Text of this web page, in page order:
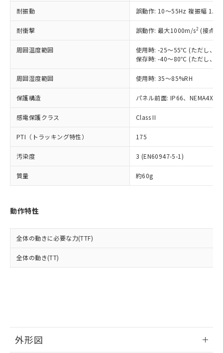
耐振動 誤動作: 10～55Hz 複振幅
耐衝撃 誤動作: 最大1000m/s2 (接点
周囲温度範囲
使用時: -25～55℃ (ただし、氷
保存時: -40～80℃ (ただし、氷
周囲湿度範囲 使用時: 35～85%RH
保護構造 パネル前面: IP66、NEMA4X,
感電保護クラス Class II
PTI（トラッキング特性） 175
汚染度 3 (EN60947-5-1)
質量 約60g
動作特性
全体の動きに必要な力(TTF)
全体の動き(TT)
外形図
記載している更新日時点での社内デー
タに基づき作成されるものであり、閲
覧された時点での実際の在庫および標
準価格とは異なる場合があることをご
正式な納期状況および標準価格はお客
様のお取引先、またはお客様担当のオ
ムロン制御機器販売店・当社販売員に
オムロン制御機器販売店や当社販売拠
販売ネットワーク
」をご確認
ください。
在庫状況および標準価格結果を当社の
事前の承諾なく第三者に漏洩または開
示しないようお願いします。
マイパーツ機能（部品リスト作成サー
ビス）をご利用いただくには、I-Web
メンバーズにご登録されている必要が
および当社の共同利用者が、当社の製
品・サービスに関するお客様との取
をご了承ください。
※当社の共同利用者とは、"個人情報
鉛(Pb) 1000ppm以下、 水銀(Hg) 1000ppm以下、 カド
六価クロム(Cr(Ⅵ)) 1000ppm以下、ポリ臭化ビフェニル
類(PBB) 1000ppm以下、ポリ臭化ジフェニルエーテル類
(PBDE) 1000ppm以下、フタル酸ビス(2-エチルヘキシ
ル) (DEHP)(別名：DOP) 1000ppm以下、フタル酸ブチ
ルベンジル（BBP） 1000ppm以下、フタル酸ジブチル
（DBP） 1000ppm以下、フタル酸ジイソブチル
(DIBP) 1000ppm以下
但し、RoHS指令で産業用監視および制御機器に対する
適用除外項目は除く。
フタル酸エステル類の４物質については閾値を超える意
図的な使用がないことを確認しています。
※2 対応予定月
部品在庫の切り替え状況などにより、予定
月が前後することがあります。
下記の非含有証明書をダウンロードするこ
とができます。
EU RoHS指令（10物質）の非含有証明書
物質の対応では、対応完了までの期間は出
荷製品に未対応品が混在することから備考
*中国RoHS10物質の基準値 (GB/T26572)：
Pb(鉛) :1000ppm、 Hg(水銀) : 1000ppm、 Cd(カドミウ
Cr(Ⅵ)(六価クロム) : 1000ppm、 PBBs(ポリ臭化ビフェ
ニル類) : 1000ppm、 PBDEs(ポリ臭化ジフェニルエーテ
ル) : 1000ppm、
DEHP(フタル酸ビス(2-エチルヘキシル)) : 1000ppm
※2 環境保護使用期限
「ｅ」：有害物質（10物質）のすべてが基
準値以下であることを示します。
「10」：通常の使用状況下において有害物
質が外部に漏えいし、環境に深刻な影響を
及ぼさない年数を意味します。
（以下｢規制貨物等」という）を輸出
または国外への提供する場合は、日本
国政府の輸出許可(または役務取引許
可)を取得するなどの必要な手続きを
当社は規制貨物を破棄する場合は、完
全に破砕するなど、違法に輸出されな
いよう必要な手段を講じます。
当社は貴社製品を、核兵器、ミサイ
ル、化学兵器、生物兵器またはその他
武器並びにこれらの製造装置等に一切
使用いたしません。
当社は、貴社製品を第三者に販売する
場合は、上記1、2および3の内容を当
該第三者に通知します。また当社は、
販売先および販売に係わる関係者が違
法に輸出するおそれがある場合は、取
り引きをいたしません。
○ 一定数以上の在庫あり
△ 一定数には満たないが在庫あり
在庫なし(最新の在庫状況につ
いては、お客様のお取引先、ま
たはお客様担当のオムロン制御
機器販売店・当社販売員にご確
認ください)
受注生産機種、また在庫状況の
情報を公開していない機種